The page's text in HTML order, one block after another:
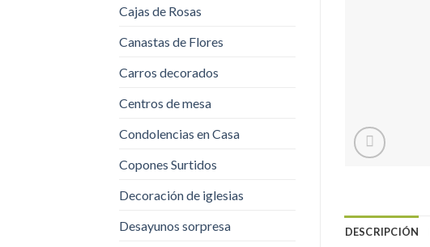
Cajas de Rosas
Canastas de Flores
Carros decorados
Centros de mesa
Condolencias en Casa
Copones Surtidos
Decoración de iglesias
Desayunos sorpresa
DESCRIPCIÓN